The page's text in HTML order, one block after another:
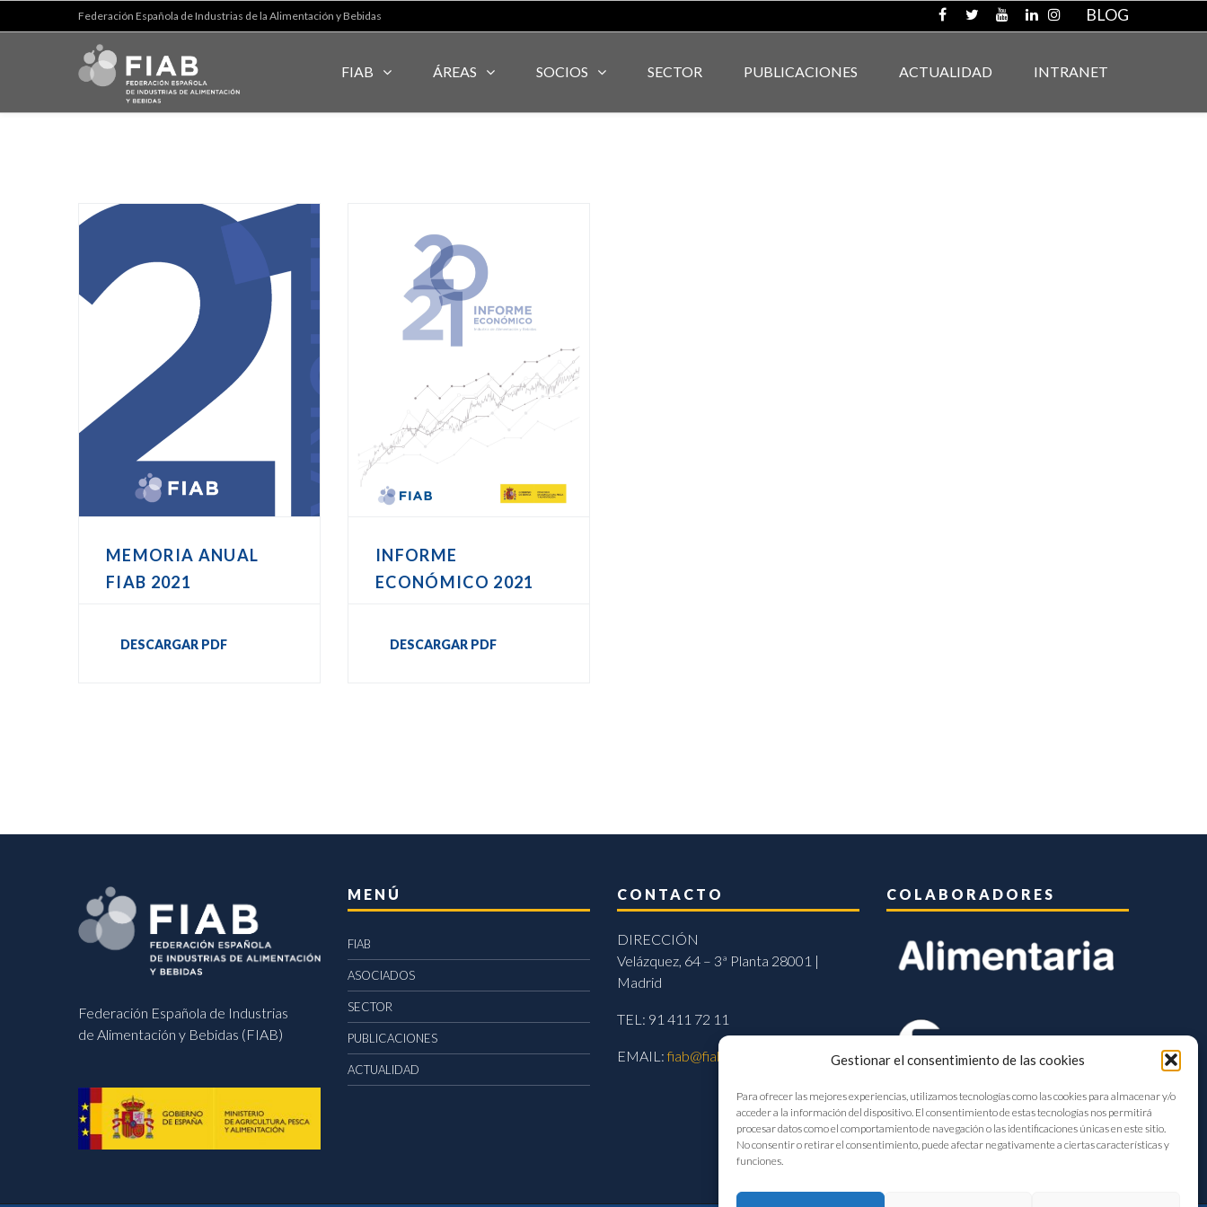
Gestionar el consentimiento de las cookies
Para ofrecer las mejores experiencias, utilizamos tecnologías como las cookies para almacenar y/o
acceder a la información del dispositivo. El consentimiento de estas tecnologías nos permitirá
procesar datos como el comportamiento de navegación o las identificaciones únicas en este sitio.
No consentir o retirar el consentimiento, puede afectar negativamente a ciertas características y
funciones.
Federación Española de Industrias de la Alimentación y Bebidas BLOG
FIAB ÁREAS SOCIOS SECTOR PUBLICACIONES ACTUALIDAD INTRANET
MEMORIA ANUAL
FIAB 2021
DESCARGAR PDF
INFORME
ECONÓMICO 2021
DESCARGAR PDF
Federación Española de Industrias
de Alimentación y Bebidas (FIAB)
MENÚ
FIAB
ASOCIADOS
SECTOR
PUBLICACIONES
ACTUALIDAD
CONTACTO
DIRECCIÓN
Velázquez, 64 – 3ª Planta 28001 |
Madrid
TEL: 91 411 72 11
EMAIL:fiab@fiab.es
COLABORADORES